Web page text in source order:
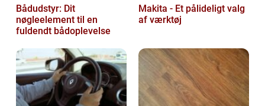
Bådudstyr: Dit
nøgleelement til en
fuldendt bådoplevelse
Makita - Et pålideligt valg
af værktøj